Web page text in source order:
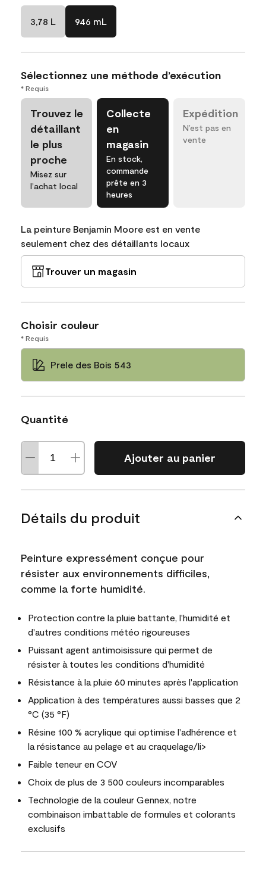
3,78 L 946 mL
Sélectionnez une méthode d’exécution
* Requis
Trouvez le
détaillant
le plus
proche
Misez sur
l’achat local
Collecte
en
magasin
En stock,
commande
prête en 3
heures
Expédition
N’est pas en
vente
La peinture Benjamin Moore est en vente
seulement chez des détaillants locaux
Trouver un magasin
Choisir couleur
* Requis
Prele des Bois 543
Quantité
Ajouter au panier
Détails du produit
Peinture expressément conçue pour
résister aux environnements difficiles,
comme la forte humidité.
Protection contre la pluie battante, l'humidité et
d'autres conditions météo rigoureuses
Puissant agent antimoisissure qui permet de
résister à toutes les conditions d'humidité
Résistance à la pluie 60 minutes après l'application
Application à des températures aussi basses que 2
°C (35 °F)
Résine 100 % acrylique qui optimise l'adhérence et
la résistance au pelage et au craquelage/li>
Faible teneur en COV
Choix de plus de 3 500 couleurs incomparables
Technologie de la couleur Gennex, notre
combinaison imbattable de formules et colorants
exclusifs